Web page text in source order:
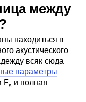
между
находиться в
акустического
всяк сюда
параметры
Fs и полная